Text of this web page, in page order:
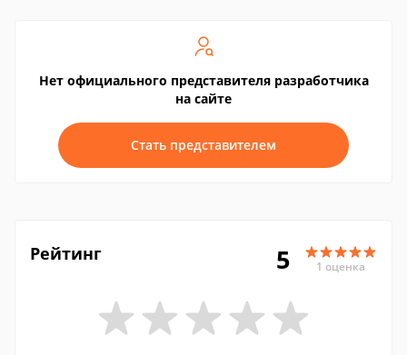
Нет официального представителя разработчика
на сайте
Стать представителем
Рейтинг 5 1 оценка